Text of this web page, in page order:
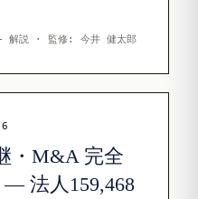
解説 · 監修: 今井 健太郎
・M&A 完全
— 法人159,468